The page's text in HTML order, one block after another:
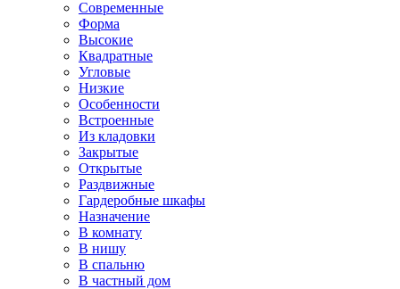
Современные
Форма
Высокие
Квадратные
Угловые
Низкие
Особенности
Встроенные
Из кладовки
Закрытые
Открытые
Раздвижные
Гардеробные шкафы
Назначение
В комнату
В нишу
В спальню
В частный дом